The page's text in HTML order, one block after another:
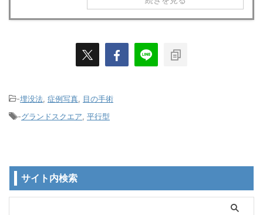
-埋没法 症例写真
目の手術
-グランドスクエア 平行型
サイト内検索